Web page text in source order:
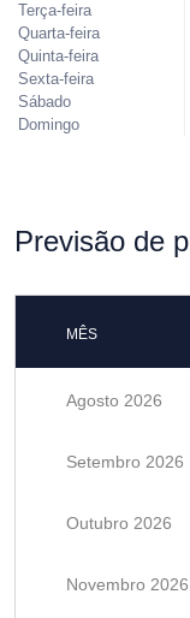
Terça-feira
Quarta-feira
Quinta-feira
Sexta-feira
Sábado
Domingo
Previsão de
MÊS
Agosto 2026
Setembro 2026
Outubro 2026
Novembro 2026